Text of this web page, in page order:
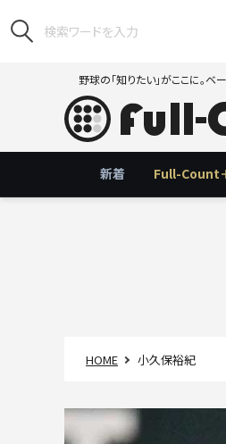
野球の「知りたい」がここに。ベ
新着 Full-Count
HOME 小久保裕紀